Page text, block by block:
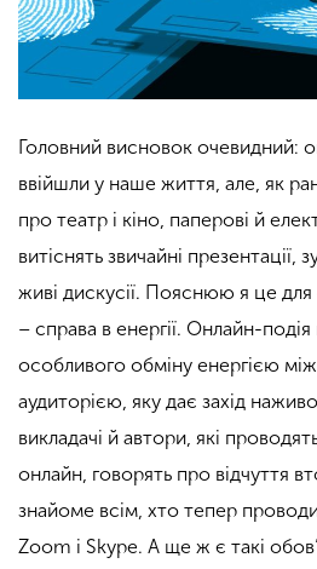
Головний висновок очевидний:
ввійшли у наше життя, але, як
про театр і кіно, паперові й
витіснять звичайні презентації,
живі дискусії. Пояснюю я це
– справа в енергії. Онлайн-
особливого обміну енергією
аудиторією, яку дає захід
викладачі й автори, які
онлайн, говорять про відчуття
знайоме всім, хто тепер
Zoom і Skype. А ще ж є такі